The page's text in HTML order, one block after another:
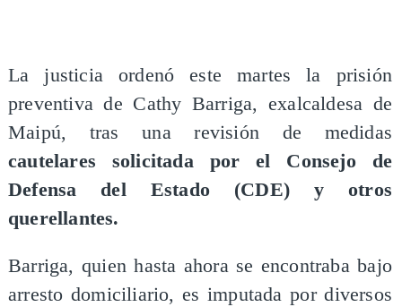
La justicia ordenó este martes la prisión
preventiva de Cathy Barriga, exalcaldesa de
Maipú, tras una revisión de medidas
cautelares solicitada por el Consejo de
Defensa del Estado (CDE) y otros
querellantes.
Barriga, quien hasta ahora se encontraba bajo
arresto domiciliario, es imputada por diversos